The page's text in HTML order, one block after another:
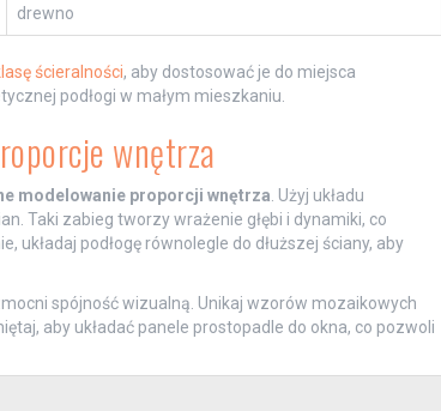
drewno
ścieralności, aby dostosować je do miejsca
podłogi w małym mieszkaniu.
wnętrza
modelowanie proporcji wnętrza . Użyj układu
Taki zabieg tworzy wrażenie głębi i dynamiki, co
podłogę równolegle do dłuższej ściany, aby
spójność wizualną. Unikaj wzorów mozaikowych
aby układać panele prostopadle do okna, co pozwoli